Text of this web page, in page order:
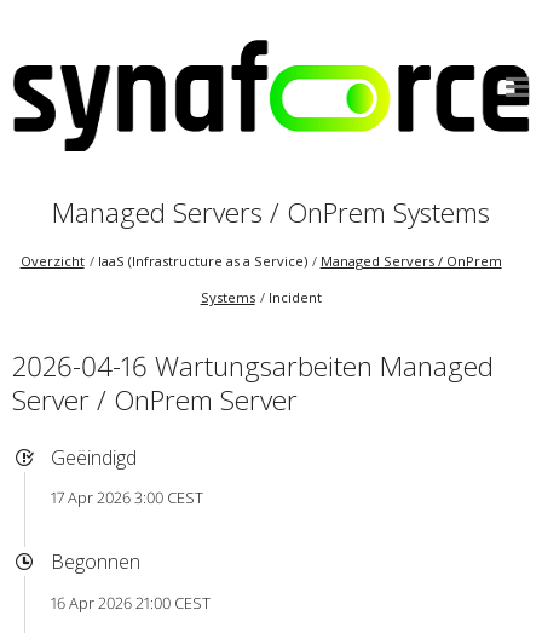
Managed Servers / OnPrem Systems
Overzicht IaaS (Infrastructure as a Service)
Managed Servers / OnPrem
Systems
Incident
2026-04-16 Wartungsarbeiten Managed
Server / OnPrem Server
Geëindigd
17 Apr 2026 3:00 CEST
Begonnen
16 Apr 2026 21:00 CEST